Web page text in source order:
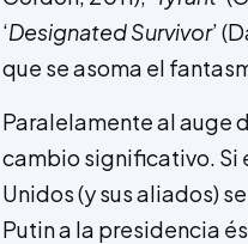
‘Designated Survivor’
que se asoma el
Paralelamente al auge
cambio significativo. Si
Unidos (y sus aliados)
Putin a la presidencia